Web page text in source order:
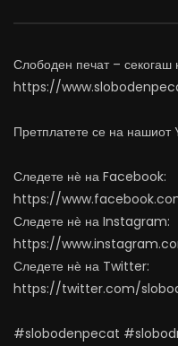
Слободен печат – секогаш
https://
Претплатете се на
Следете нѐ на Facebook:
https://
Следете нѐ на Instagram:
https://
Следете нѐ на Twitter:
https://twitter.com/
#slobodenpecat